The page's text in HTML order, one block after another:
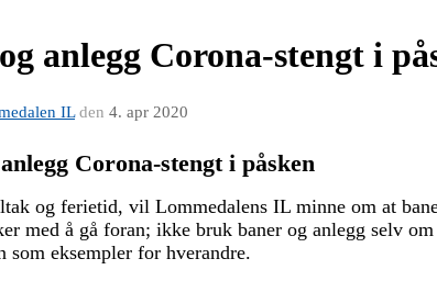
anlegg Corona-stengt i
ILden 4. apr 2020
Corona-stengt i påsken
og ferietid, vil Lommedalens IL minne om at
med å gå foran; ikke bruk baner og anlegg selv
som eksempler for hverandre.